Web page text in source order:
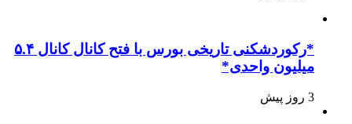
*رکوردشکنی تاریخی بورس با فتح کانال کانال ۵.۴
میلیون واحدی*
3 روز پیش